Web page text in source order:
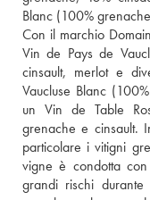
Blanc (100%
Con il marchio
Vin de Pays de
cinsault, merlot e
Vaucluse Blanc
un Vin de Table
grenache e cinsault.
particolare i vitigni
vigne è condotta
grandi rischi